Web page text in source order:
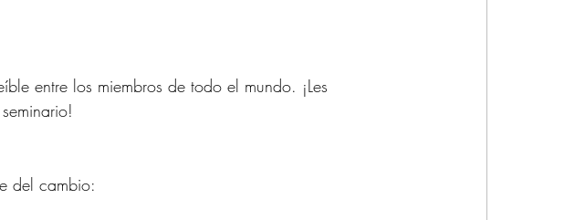
entre los miembros de todo el mundo. ¡Les
del cambio: